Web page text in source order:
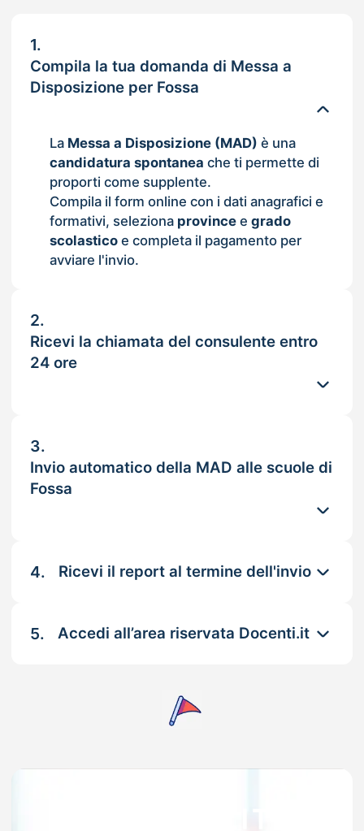
1.
Compila la tua domanda di Messa a
Disposizione per Fossa
La Messa a Disposizione (MAD) è una
candidatura spontanea che ti permette di
proporti come supplente.
Compila il form online con i dati anagrafici e
formativi, seleziona provincee grado
scolasticoe completa il pagamento per
avviare l'invio.
2.
Ricevi la chiamata del consulente entro
24 ore
3.
Invio automatico della MAD alle scuole di
Fossa
4. Ricevi il report al termine dell'invio
5. Accedi all’area riservata Docenti.it